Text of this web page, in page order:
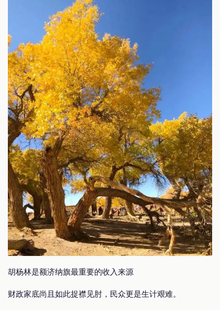
胡杨林是额济纳旗最重要的收入来源
财政家底尚且如此捉襟见肘，民众更是生计艰难。